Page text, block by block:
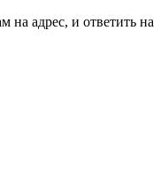
на адрес, и ответить на